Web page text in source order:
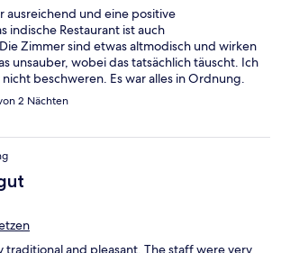
ausreichend und eine positive
indische Restaurant ist auch
Zimmer sind etwas altmodisch und wirken
unsauber, wobei das tatsächlich täuscht. Ich
beschweren. Es war alles in Ordnung.
und sehr freundlich. Die Lage war sehr
für einen Stadturlaub. Lediglich die
sind tatsächlich „In Ordnung“ Man
kleines Geld ein solides Angebot.
2 Nächten
traditional and pleasant. The staff were very